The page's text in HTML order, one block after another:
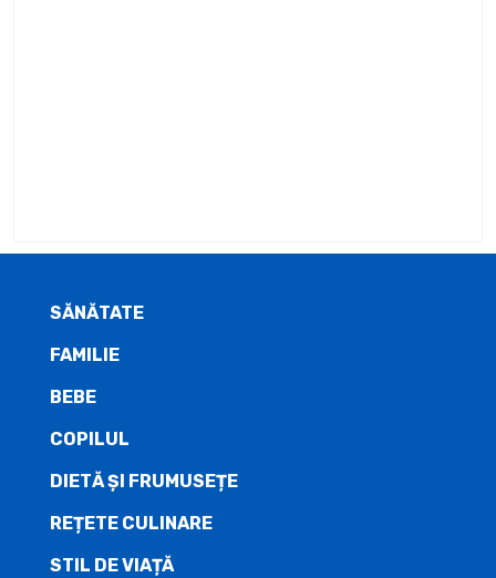
SĂNĂTATE
FAMILIE
BEBE
COPILUL
DIETĂ ŞI FRUMUSEȚE
REȚETE CULINARE
STIL DE VIAȚĂ